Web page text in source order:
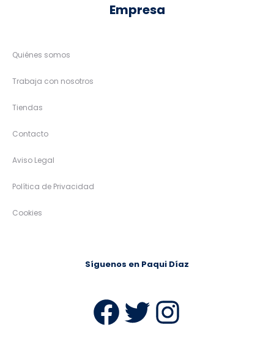
Empresa
Quiénes somos
Trabaja con nosotros
Tiendas
Contacto
Aviso Legal
Política de Privacidad
Cookies
Síguenos en Paqui Díaz
Facebook
Twitter